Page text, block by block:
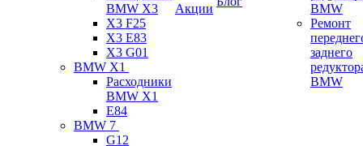
BMW X3
X3 F25
X3 E83
X3 G01
BMW X1
Расходники
BMW X1
E84
BMW 7
G12
Акции
BMW
Ремонт
заднего
BMW